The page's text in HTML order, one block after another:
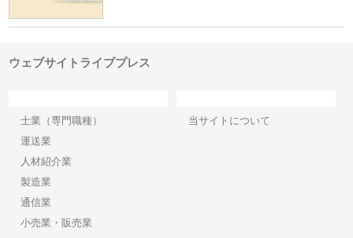
ウェブサイトライブプレス
士業（専門職種）
運送業
人材紹介業
製造業
通信業
小売業・販売業
当サイトについて